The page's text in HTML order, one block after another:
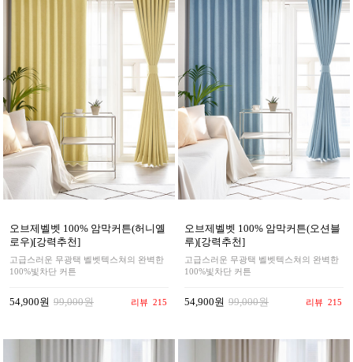
오브제벨벳 100% 암막커튼(허니옐
로우)[강력추천]
고급스러운 무광택 벨벳텍스쳐의 완벽한
100%빛차단 커튼
54,900원 99,000원 리뷰 215
오브제벨벳 100% 암막커튼(오션블
루)[강력추천]
고급스러운 무광택 벨벳텍스쳐의 완벽한
100%빛차단 커튼
54,900원 99,000원 리뷰 215